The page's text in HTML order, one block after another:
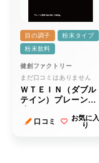
目の調子
粉末タイプ
粉末飲料
健創ファクトリー
まだ口コミはありません
ＷＴＥＩＮ（ダブル
テイン）プレーン風
口コミ
お気に入
り